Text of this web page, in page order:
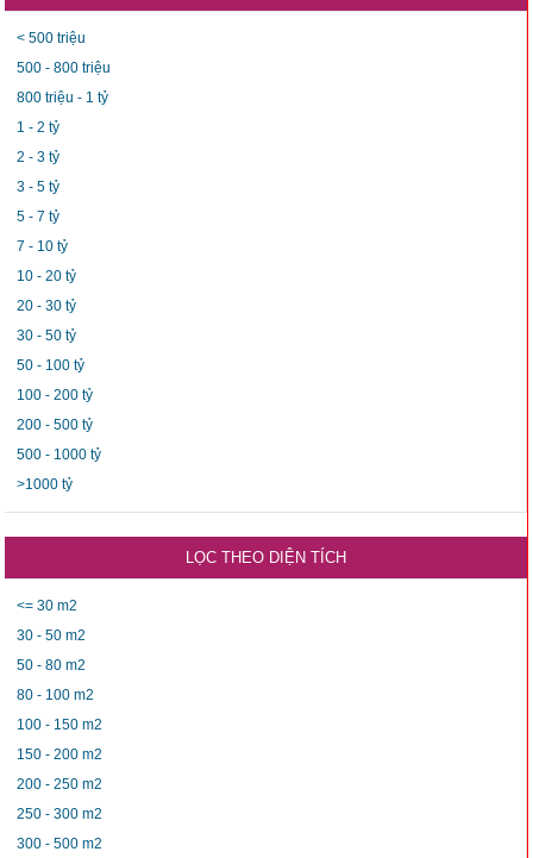
Nhà đất bán Đường Tỉnh lộ 284
Nhà đất bán Đường Tỉnh lộ 285
< 500 triệu
500 - 800 triệu
800 triệu - 1 tỷ
1 - 2 tỷ
2 - 3 tỷ
3 - 5 tỷ
5 - 7 tỷ
7 - 10 tỷ
10 - 20 tỷ
20 - 30 tỷ
30 - 50 tỷ
50 - 100 tỷ
100 - 200 tỷ
200 - 500 tỷ
500 - 1000 tỷ
>1000 tỷ
LỌC THEO DIỆN TÍCH
<= 30 m2
30 - 50 m2
50 - 80 m2
80 - 100 m2
100 - 150 m2
150 - 200 m2
200 - 250 m2
250 - 300 m2
300 - 500 m2